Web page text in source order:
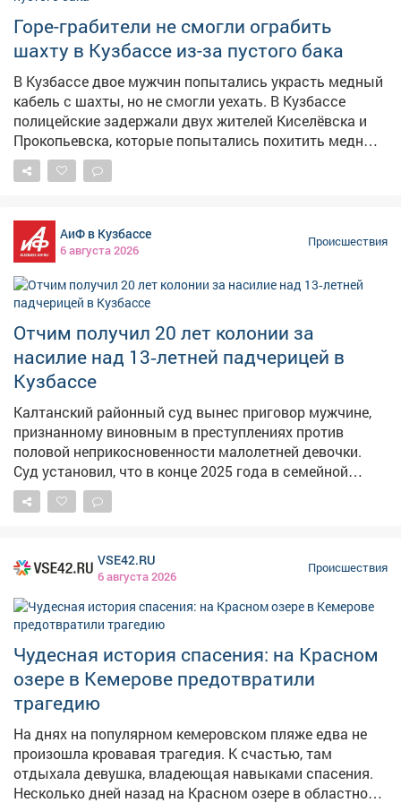
Верхнеобского территориального управления
Росрыболовства. Рыбу изъяли и выпустили обратно.
Обвиняемый признал свою вину. В прокуратуре
уточнили, что, если бы осётр погиб, ущерб
государству составил бы более 480 тысяч рублей.
Уголовное дело передано в суд для рассмотрения.
Фото: ru.freepik.com
Горе-грабители не смогли ограбить
шахту в Кузбассе из-за пустого бака
В Кузбассе двое мужчин попытались украсть медный
кабель с шахты, но не смогли уехать. В Кузбассе
полицейские задержали двух жителей Киселёвска и
Прокопьевска, которые попытались похитить медный
кабель с территории угледобывающего предприятия.
Как сообщает ГУ МВД по Кузбассу, сигнал о
заметила двоих неизвестных, которые пытались
украсть кабель длиной более 130 метров. По версии
следствия, злоумышленники отсоединили кабель с
экскаватора, погрузили его в УАЗ, но не смогли уехать.
У них кончился бензин, а потом загорелась машина –
Сумма ущерба превысила 370 тысяч рублей.
Полицейские установили личности подозреваемых –
это 25-летний житель Прокопьевска и 33-летний
киселёвчанин. В отношении них возбуждено уголовное
дело о покушении на кражу в крупном размере.
Максимальное наказание – до шести лет лишения
свободы.
АиФ в Кузбассе
6 августа 2026
Происшествия
Отчим получил 20 лет колонии за
насилие над 13‑летней падчерицей в
Кузбассе
Калтанский районный суд вынес приговор мужчине,
признанному виновным в преступлениях против
половой неприкосновенности малолетней девочки.
Суд установил, что в конце 2025 года в семейной
квартире мужчина, будучи в состоянии алкогольного
опьянения, надругался над своей 13‑летней
тяжесть преступлений, их высокую общественную
опасность и то, что жертвой стал
несовершеннолетний, суд признал подсудимого
виновным. Мужчине назначили 20 лет лишения
свободы - отбывать наказание он будет в
исправительной колонии строгого режима.
Дополнительно суд установил ограничение свободы
сроком на 1 год и 3 месяца. Фото: Изображение
создано с помощью приложения Шедеврум
VSE42.RU
6 августа 2026
Происшествия
Чудесная история спасения: на Красном
озере в Кемерове предотвратили
трагедию
На днях на популярном кемеровском пляже едва не
произошла кровавая трагедия. К счастью, там
отдыхала девушка, владеющая навыками спасения.
Несколько дней назад на Красном озере в областном